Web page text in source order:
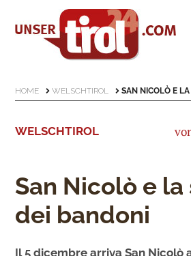
HOME WELSCHTIROL SAN NICOLÒ E
WELSCHTIROL
San Nicolò e la
dei bandoni
Il 5 dicembre arriva San Nicolò